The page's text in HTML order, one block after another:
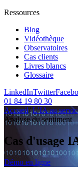
Ressources
Blog
Vidéothèque
Observatoires
Cas clients
Livres blancs
Glossaire
LinkedInTwitter
01 84 19 80 30
Accueil/ L’IA au
Analyse du sentiment
Cas d'usage
Démo en ligne